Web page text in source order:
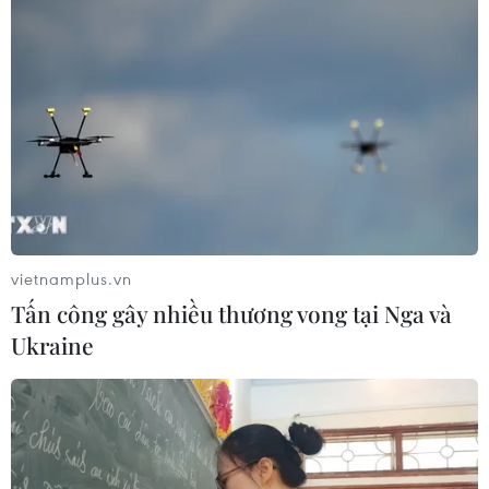
đảo
04/08/2026 03:17
tuyển Việt Nam quật ngã Indonesia
ASEAN Cup 2026: Đội tuyển Việt
Nam tạo "cơn địa chấn" trên truyền
thông khu vực
04/08/2026 02:45
vietnamplus.vn
Tấn công gây nhiều thương vong tại Nga và
Ukraine